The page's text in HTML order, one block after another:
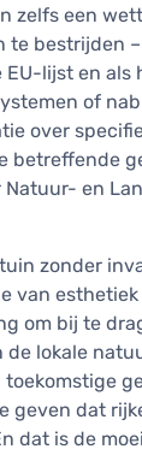
zelfs een
te bestrijden
EU-lijst en als
of
over
betreffende
en
zonder
van
om bij te
de lokale
geven dat
dat is de